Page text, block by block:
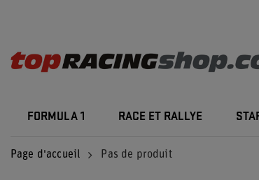
FORMULA 1 RACE ET RALLYE
Page d'accueil Pas de produit